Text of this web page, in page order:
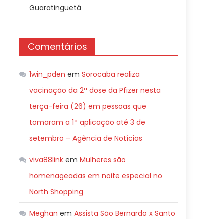
Guaratinguetá
Comentários
1win_pden emSorocaba realiza
vacinação da 2ª dose da Pfizer nesta
terça-feira (26) em pessoas que
tomaram a 1ª aplicação até 3 de
setembro – Agência de Notícias
viva88link emMulheres são
homenageadas em noite especial no
North Shopping
Meghan emAssista São Bernardo x Santo